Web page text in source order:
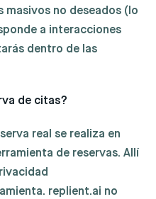
masivos no deseados (lo
a interacciones
dentro de las
de citas?
real se realiza en
de reservas. Allí
replient.ai no